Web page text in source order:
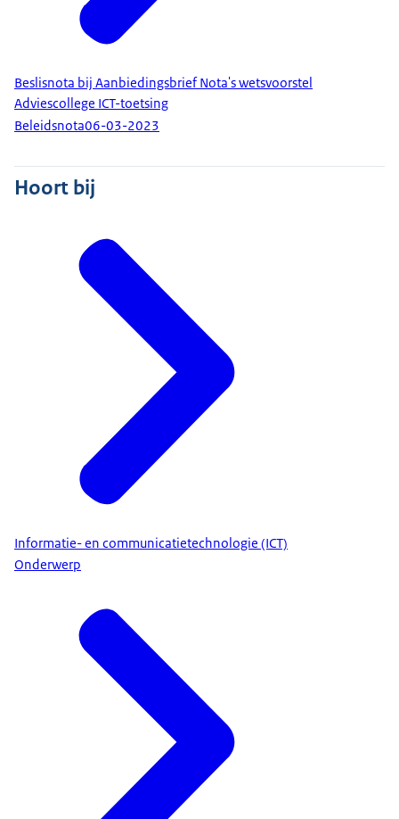
Beslisnota bij Aanbiedingsbrief Nota's wetsvoorstel
Adviescollege ICT-toetsing
Beleidsnota06-03-2023
Hoort bij
Informatie- en communicatietechnologie (ICT)
Onderwerp